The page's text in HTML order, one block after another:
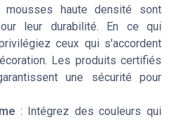
haute densité sont
leur durabilité. En ce qui
ceux qui s'accordent
Les produits certifiés
une sécurité pour
: Intégrez des couleurs qui